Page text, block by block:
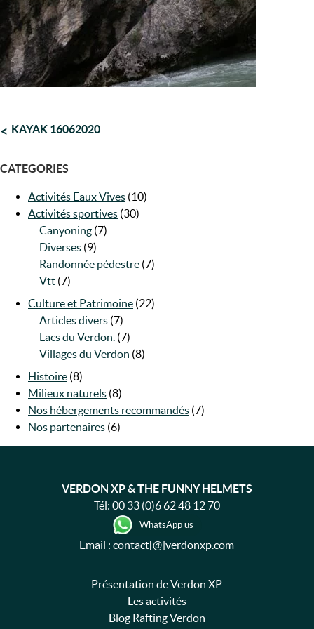
NAVIGATION
L’ARTICLE
KAYAK 16062020
CATEGORIES
Activités Eaux Vives (10)
Activités sportives (30)
Canyoning (7)
Diverses (9)
Randonnée pédestre (7)
Vtt (7)
Culture et Patrimoine (22)
Articles divers (7)
Lacs du Verdon. (7)
Villages du Verdon (8)
Histoire (8)
Milieux naturels (8)
Nos hébergements recommandés (7)
Nos partenaires (6)
VERDON XP & THE FUNNY HELMETS
Tél: 00 33 (0)6 62 48 12 70
WhatsApp us
Email : contact[@]verdonxp.com
Présentation de Verdon XP
Les activités
Blog Rafting Verdon